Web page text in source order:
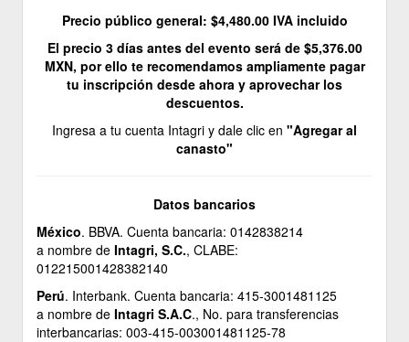
Precio público general: $4,480.00 IVA incluido
El precio 3 días antes del evento será de $5,376.00
MXN, por ello te recomendamos ampliamente pagar
tu inscripción desde ahora y aprovechar los
descuentos.
Ingresa a tu cuenta Intagri y dale clic en "Agregar al
canasto"
Datos bancarios
México. BBVA. Cuenta bancaria: 0142838214
a nombre de Intagri, S.C., CLABE:
012215001428382140
Perú. Interbank. Cuenta bancaria: 415-3001481125
a nombre de Intagri S.A.C., No. para transferencias
interbancarias: 003-415-003001481125-78